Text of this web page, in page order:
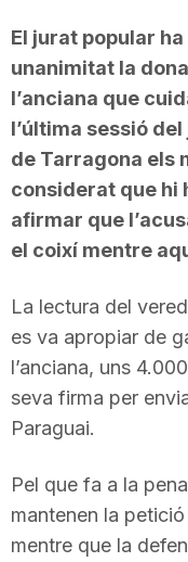
El jurat popular
unanimitat la
l’anciana que
l’última sessió
de Tarragona els
considerat que hi
afirmar que
el coixí mentre
La lectura del
es va apropiar de
l’anciana, uns
seva firma per
Paraguai.
Pel que fa a la
mantenen la
mentre que la